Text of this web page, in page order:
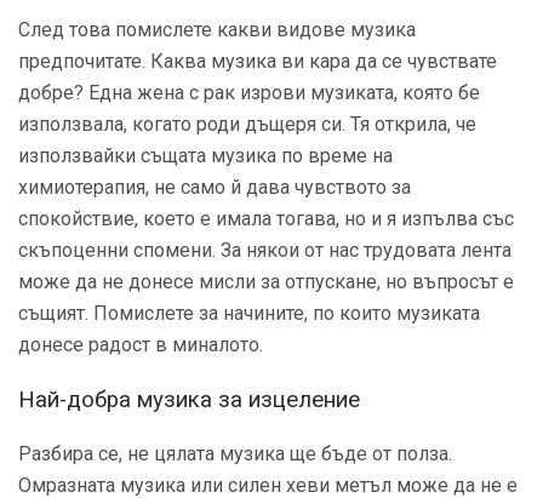
След това помислете какви видове музика
предпочитате. Каква музика ви кара да се чувствате
добре? Една жена с рак изрови музиката, която бе
използвала, когато роди дъщеря си. Тя открила, че
използвайки същата музика по време на
химиотерапия, не само й дава чувството за
спокойствие, което е имала тогава, но и я изпълва със
скъпоценни спомени. За някои от нас трудовата лента
може да не донесе мисли за отпускане, но въпросът е
същият. Помислете за начините, по които музиката
донесе радост в миналото.
Най-добра музика за изцеление
Разбира се, не цялата музика ще бъде от полза.
Омразната музика или силен хеви метъл може да не е